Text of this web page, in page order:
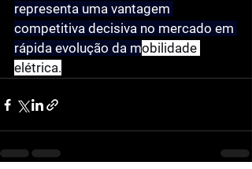
representa uma vantagem
competitiva decisiva no mercado em
rápida evolução da mobilidade
elétrica.